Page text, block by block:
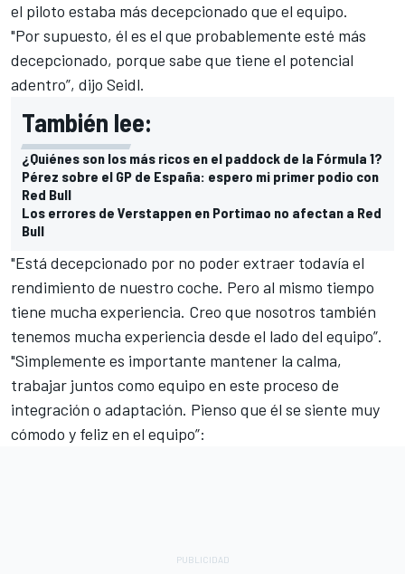
el piloto estaba más decepcionado que el equipo.
"Por supuesto, él es el que probablemente esté más
decepcionado, porque sabe que tiene el potencial
adentro”, dijo Seidl.
También lee:
¿Quiénes son los más ricos en el paddock de la Fórmula 1?
Pérez sobre el GP de España: espero mi primer podio con
Red Bull
Los errores de Verstappen en Portimao no afectan a Red
Bull
"Está decepcionado por no poder extraer todavía el
rendimiento de nuestro coche. Pero al mismo tiempo
tiene mucha experiencia. Creo que nosotros también
tenemos mucha experiencia desde el lado del equipo”.
"Simplemente es importante mantener la calma,
trabajar juntos como equipo en este proceso de
integración o adaptación. Pienso que él se siente muy
cómodo y feliz en el equipo”: